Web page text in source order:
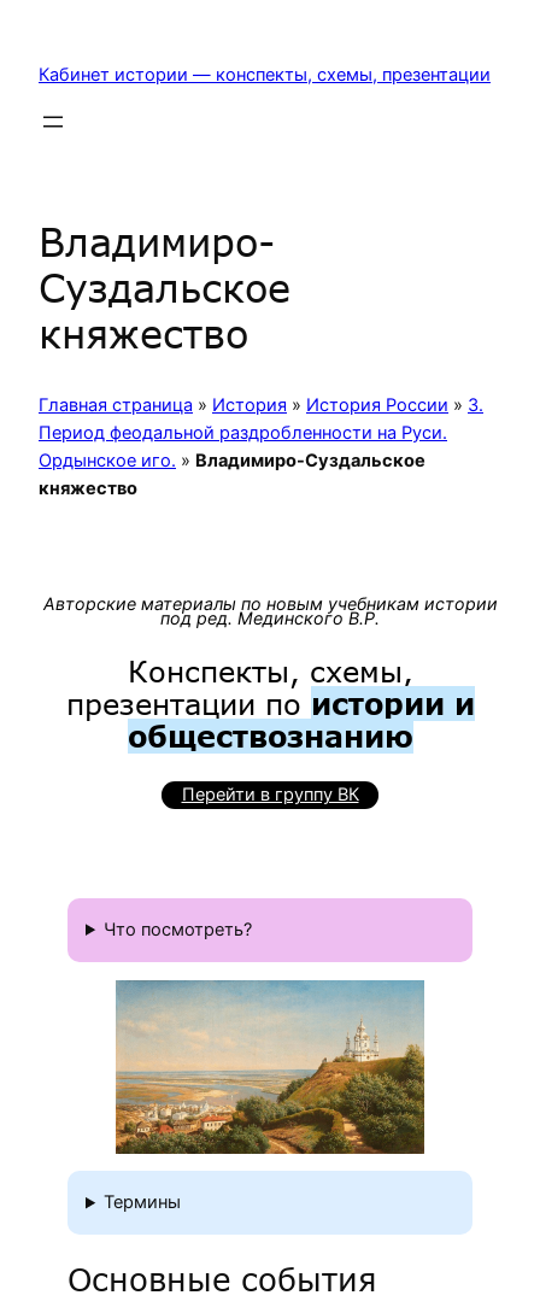
содержимому
Кабинет истории — конспекты, схемы, презентации
Владимиро-
Суздальское
княжество
Главная страница » История » История России » 3.
Период феодальной раздробленности на Руси.
Ордынское иго. » Владимиро-Суздальское
княжество
Авторские материалы по новым учебникам истории
под ред. Мединского В.Р.
Конспекты, схемы,
презентации по истории и
обществознанию
Перейти в группу ВК
Что посмотреть?
Термины
Основные события